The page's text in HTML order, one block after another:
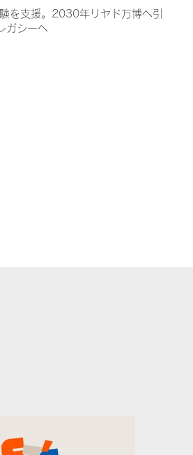
を支援。2030年リヤド万博へ引
ガシーへ